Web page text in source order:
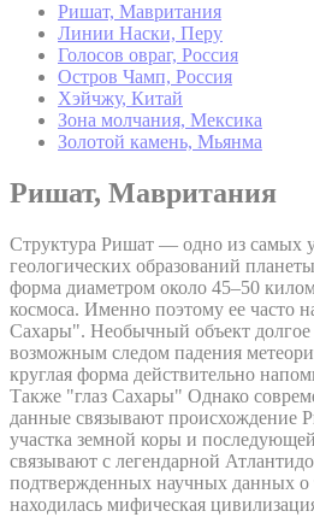
Ришат, Мавритания
Линии Наски, Перу
Голосов овраг, Россия
Остров Чамп, Россия
Хэйчжу, Китай
Зона молчания, Мексика
Золотой камень, Мьянма
Ришат, Мавритания
Структура Ришат — одно из самых
геологических образований
форма диаметром около 45–50
космоса. Именно поэтому ее часто
Сахары". Необычный объект долгое
возможным следом падения
круглая форма действительно
Также "глаз Сахары" Однако
данные связывают происхождение
участка земной коры и
связывают с легендарной
подтвержденных научных данных о
находилась мифическая